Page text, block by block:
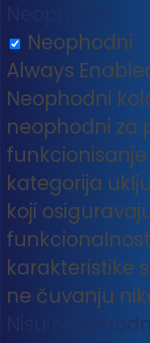
Neophodni
Always
Neophodni
neophodni za
kategorija
koji
karakteristike
ne čuvanju
Nisu